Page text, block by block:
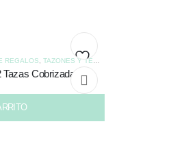
Añadir
REGALOS, TAZONES Y TERMOS
Cobrizadas